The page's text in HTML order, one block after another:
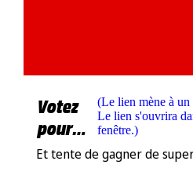
Votez
pour
nous !
(Le lien mène à
Le lien s'ouvrira
fenêtre.)
Et tente de gagner de